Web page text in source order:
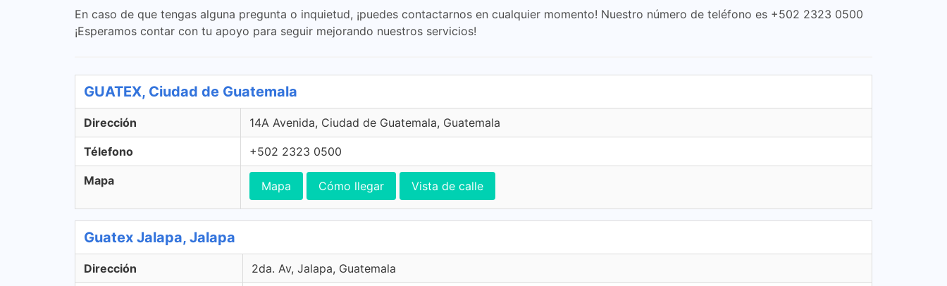
En caso de que tengas alguna pregunta o inquietud, ¡puedes contactarnos en cualquier momento! Nuestro número de teléfono es +502 2323 0500
¡Esperamos contar con tu apoyo para seguir mejorando nuestros servicios!
GUATEX, Ciudad de Guatemala
Dirección 14A Avenida, Ciudad de Guatemala, Guatemala
Télefono +502 2323 0500
Mapa Mapa Cómo llegar Vista de calle
Guatex Jalapa, Jalapa
Dirección 2da. Av, Jalapa, Guatemala